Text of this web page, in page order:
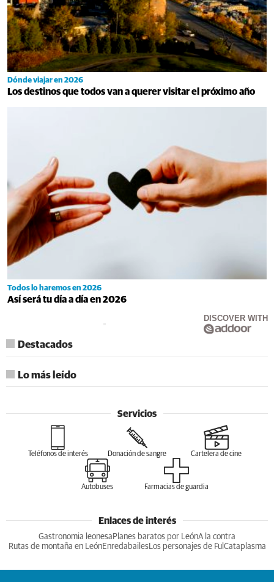
Dónde viajar en 2026
Los destinos que todos van a querer visitar el próximo año
Todos lo haremos en 2026
Así será tu día a día en 2026
DISCOVER WITH
Destacados
Lo más leído
Servicios
Teléfonos de interés Donación de sangre Cartelera de cine
Autobuses Farmacias de guardia
Enlaces de interés
Gastronomia leonesa Planes baratos por LeónA la contra
Rutas de montaña en LeónEnredabailesLos personajes de Ful Cataplasma